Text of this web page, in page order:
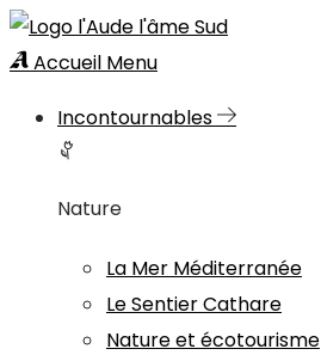
Accueil Menu
Incontournables
Nature
La Mer Méditerranée
Le Sentier Cathare
Nature et écotourisme